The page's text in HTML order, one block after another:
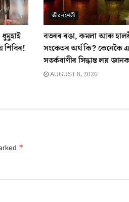
শিবিৰ!
জীৱনশৈলী
বতৰৰ ৰঙা, কমলা আৰু
সংকেতৰ অৰ্থ কি? কেনেকৈ
সতৰ্কবাণীৰ সিদ্ধান্ত লয়
AUGUST 8, 2026
*